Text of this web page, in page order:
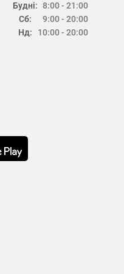
Будні:
Сб:
Нд:
8:00 - 21:00
9:00 - 20:00
10:00 - 20:00